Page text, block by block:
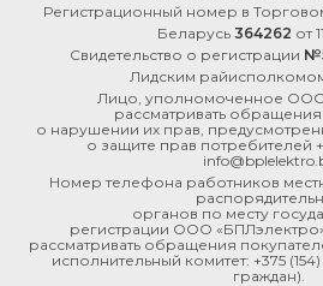
Регистрационный номер в
Беларусь 364262 от
Свидетельство о регистрации
Лидским
Лицо, уполномоченное
рассматривать
о нарушении их прав,
о защите прав потребителей
Номер телефона работников
органов по месту
регистрации ООО
рассматривать обращения
исполнительный комитет: +375
граждан).